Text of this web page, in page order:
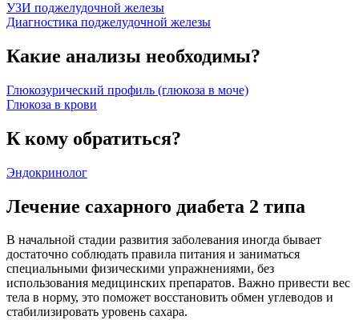
УЗИ поджелудочной железы
Диагностика поджелудочной железы
Какие анализы необходимы?
Глюкозурический профиль (глюкоза в моче)
Глюкоза в крови
К кому обратиться?
Эндокринолог
Лечение сахарного диабета 2 типа
В начальной стадии развития заболевания иногда бывает
достаточно соблюдать правила питания и заниматься
специальными физическими упражнениями, без
использования медицинских препаратов. Важно привести вес
тела в норму, это поможет восстановить обмен углеводов и
стабилизировать уровень сахара.